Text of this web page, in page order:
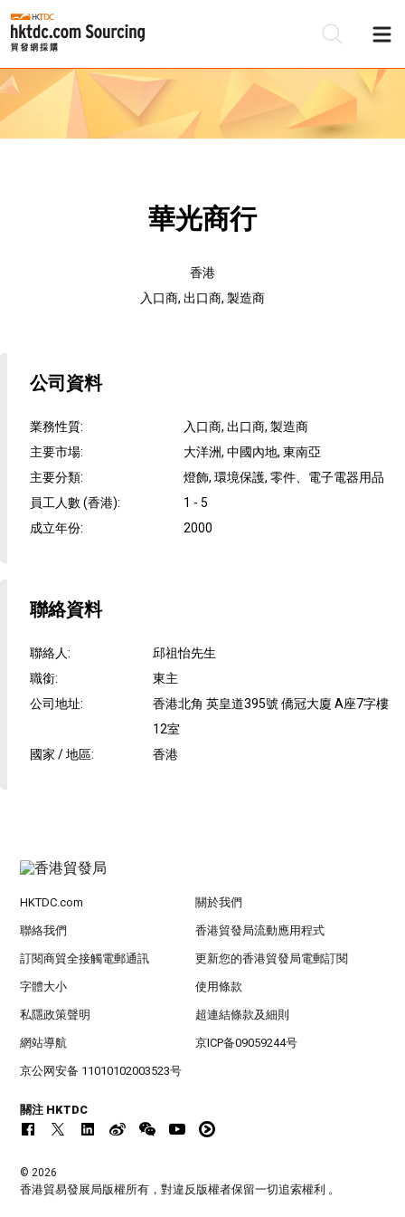
華光商行
香港
入口商, 出口商, 製造商
公司資料
業務性質:
入口商, 出口商, 製造商
主要市場:
大洋洲, 中國內地, 東南亞
主要分類:
燈飾, 環境保護, 零件、電子電器用品
員工人數 (香港):
1 - 5
成立年份: 2000
聯絡資料
聯絡人:
邱祖怡先生
職銜:
東主
公司地址:
香港北角 英皇道395號 僑冠大廈 A座7字樓
12室
國家 / 地區: 香港
HKTDC.com 關於我們
聯絡我們 香港貿發局流動應用程式
訂閱商貿全接觸電郵通訊 更新您的香港貿發局電郵訂閱
字體大小 使用條款
私隱政策聲明 超連結條款及細則
網站導航 京ICP备09059244号
京公网安备 11010102003523号
關注 HKTDC
© 2026
香港貿易發展局版權所有，對違反版權者保留一切追索權利 。